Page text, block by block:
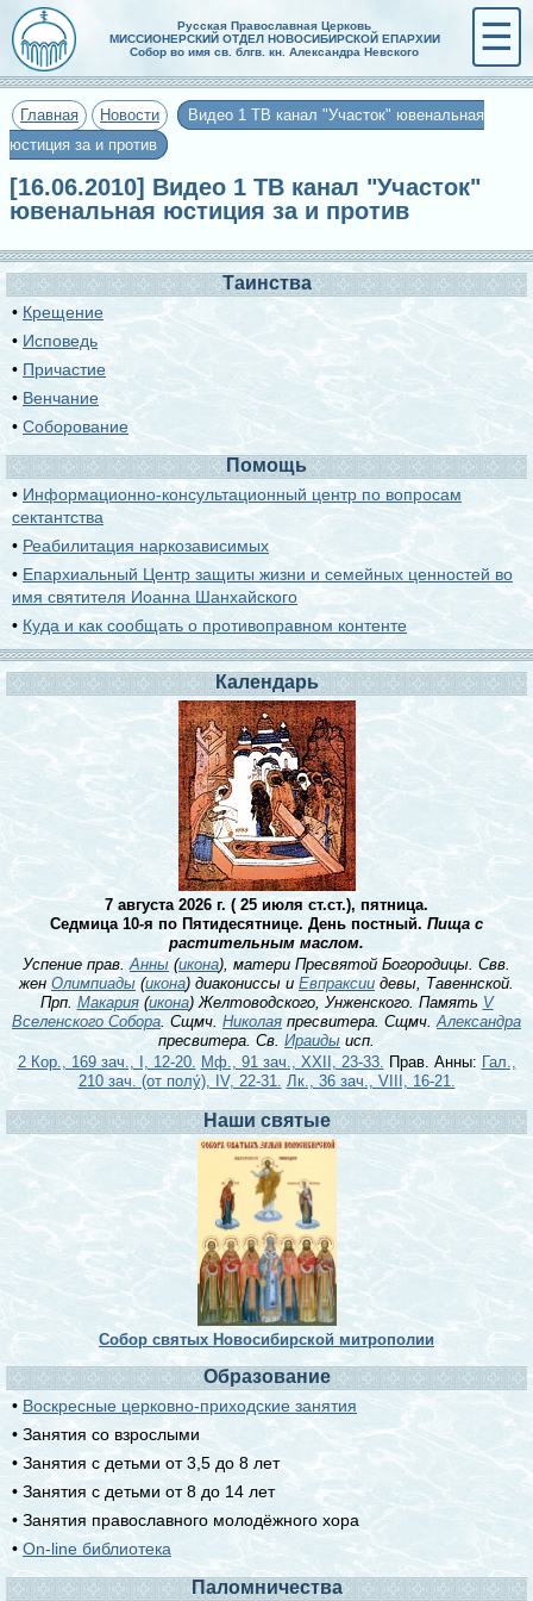
Русская Православная Церковь
МИССИОНЕРСКИЙ ОТДЕЛ НОВОСИБИРСКОЙ ЕПАРХИИ
Собор во имя св. блгв. кн. Александра Невского
☰
Главная Новости
Видео 1 ТВ канал "Участок" ювенальная
юстиция за и против
[16.06.2010] Видео 1 ТВ канал "Участок"
ювенальная юстиция за и против
Таинства
• Крещение
• Исповедь
• Причастие
• Венчание
•Соборование
Помощь
• Информационно-консультационный центр по вопросам
сектантства
• Реабилитация наркозависимых
• Епархиальный Центр защиты жизни и семейных ценностей во
имя святителя Иоанна Шанхайского
• Куда и как сообщать о противоправном контенте
Календарь
7 августа 2026 г. ( 25 июля ст.ст.), пятница.
Седмица 10-я по Пятидесятнице. День постный. Пища с
растительным маслом.
Успение прав.Анны (икона), матери Пресвятой Богородицы. Свв.
жен Олимпиады (икона) диакониссы и Евпраксии девы, Тавеннской.
Прп.Макария(икона) Желтоводского, Унженского. Память V
Вселенского Собора. Сщмч. Николая пресвитера. Сщмч.Александра
пресвитера. Св. Ираидыисп.
2 Кор., 169 зач., I, 12-20. Мф., 91 зач., XXII, 23-33. Прав. Анны: Гал.,
210 зач. (от полу́), IV, 22-31. Лк., 36 зач., VIII, 16-21.
Наши святые
Собор святых Новосибирской митрополии
Образование
• Воскресные церковно-приходские занятия
• Занятия со взрослыми
• Занятия с детьми от 3,5 до 8 лет
• Занятия с детьми от 8 до 14 лет
• Занятия православного молодёжного хора
• On-line библиотека
Паломничества